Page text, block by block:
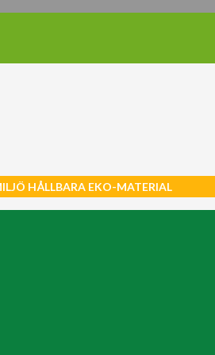
HÅLLBARA EKO-MATERIAL